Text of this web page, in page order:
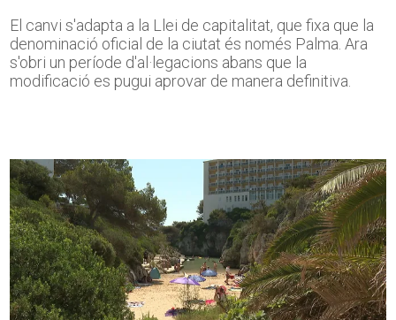
El canvi s'adapta a la Llei de capitalitat, que fixa que la
denominació oficial de la ciutat és només Palma. Ara
s'obri un període d'al·legacions abans que la
modificació es pugui aprovar de manera definitiva.